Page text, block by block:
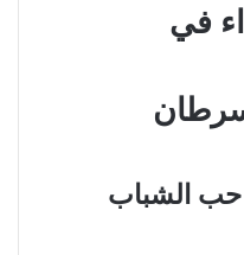
في
حب الشباب